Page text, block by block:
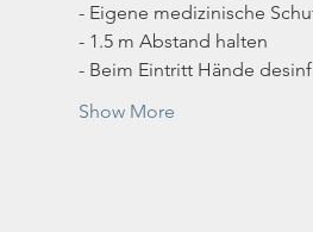
- Eigene medizinische
- 1.5 m Abstand halten
- Beim Eintritt Hände
Show More